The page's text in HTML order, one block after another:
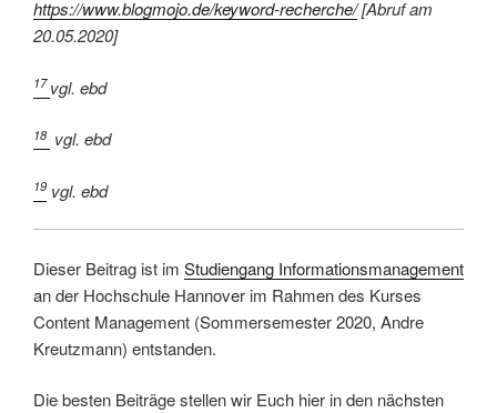
https://www.blogmojo.de/keyword-recherche/[Abruf am
20.05.2020]
17vgl. ebd
18 vgl. ebd
19vgl. ebd
Dieser Beitrag ist im Studiengang Informationsmanagement
an der Hochschule Hannover im Rahmen des Kurses
Content Management (Sommersemester 2020, Andre
Kreutzmann) entstanden.
Die besten Beiträge stellen wir Euch hier in den nächsten